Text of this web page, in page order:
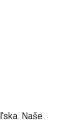
Naše